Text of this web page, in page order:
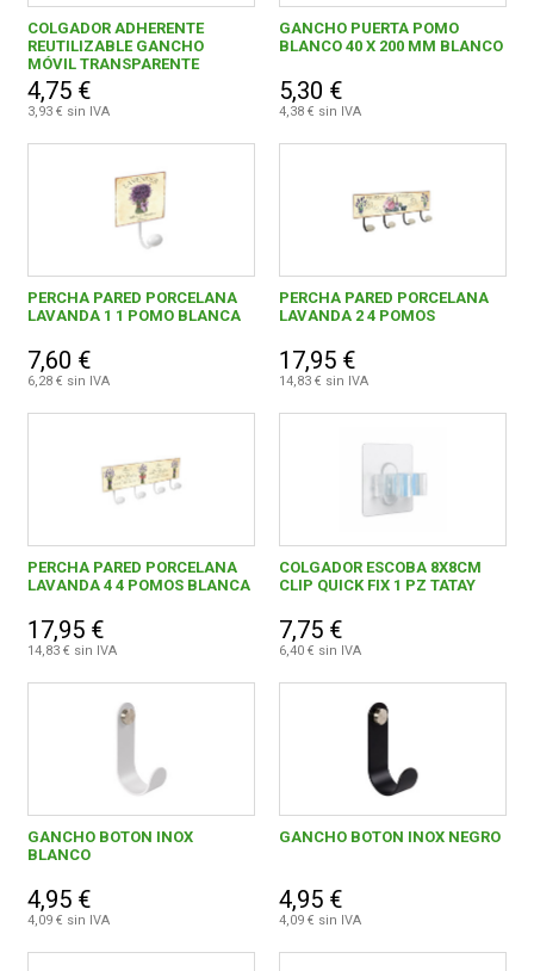
COLGADOR ADHERENTE
REUTILIZABLE GANCHO
MÓVIL TRANSPARENTE
4,75 €
3,93 € sin IVA
GANCHO PUERTA POMO
BLANCO 40 X 200 MM BLANCO
5,30 €
4,38 € sin IVA
PERCHA PARED PORCELANA
LAVANDA 1 1 POMO BLANCA
7,60 €
6,28 € sin IVA
PERCHA PARED PORCELANA
LAVANDA 2 4 POMOS
17,95 €
14,83 € sin IVA
PERCHA PARED PORCELANA
LAVANDA 4 4 POMOS BLANCA
17,95 €
14,83 € sin IVA
COLGADOR ESCOBA 8X8CM
CLIP QUICK FIX 1 PZ TATAY
7,75 €
6,40 € sin IVA
GANCHO BOTON INOX
BLANCO
4,95 €
4,09 € sin IVA
GANCHO BOTON INOX NEGRO
4,95 €
4,09 € sin IVA